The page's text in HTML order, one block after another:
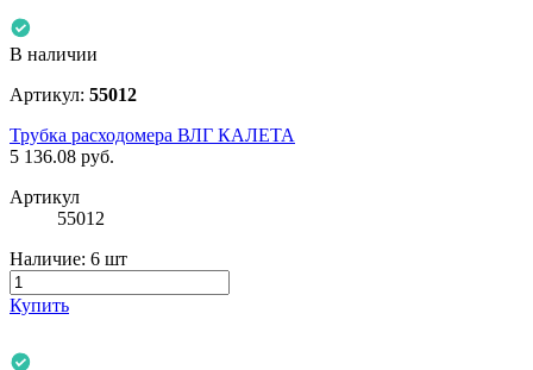
В наличии
Артикул: 55012
Трубка расходомера ВЛГ КАЛЕТА
5 136.08 руб.
Артикул
55012
Наличие: 6 шт
Купить